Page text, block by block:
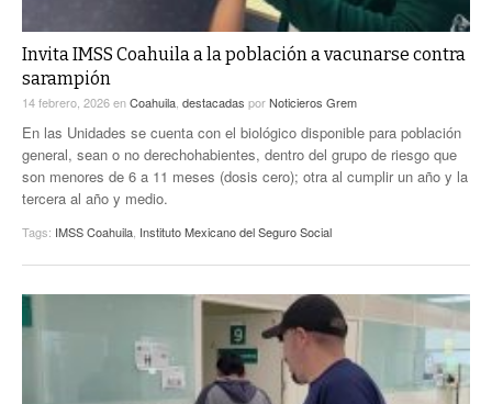
Invita IMSS Coahuila a la población a vacunarse contra
sarampión
14 febrero, 2026enCoahuila destacadas porNoticieros Grem
En las Unidades se cuenta con el biológico disponible para población
general, sean o no derechohabientes, dentro del grupo de riesgo que
son menores de 6 a 11 meses (dosis cero); otra al cumplir un año y la
tercera al año y medio.
Tags: IMSS Coahuila Instituto Mexicano del Seguro Social